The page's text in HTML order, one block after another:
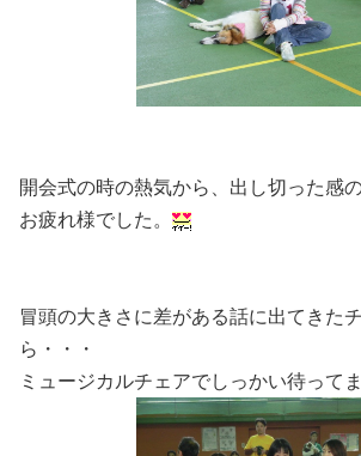
開会式の時の熱気から、出し切った感
お疲れ様でした。
冒頭の大きさに差がある話に出てきた
ら・・・
ミュージカルチェアでしっかい待ってま